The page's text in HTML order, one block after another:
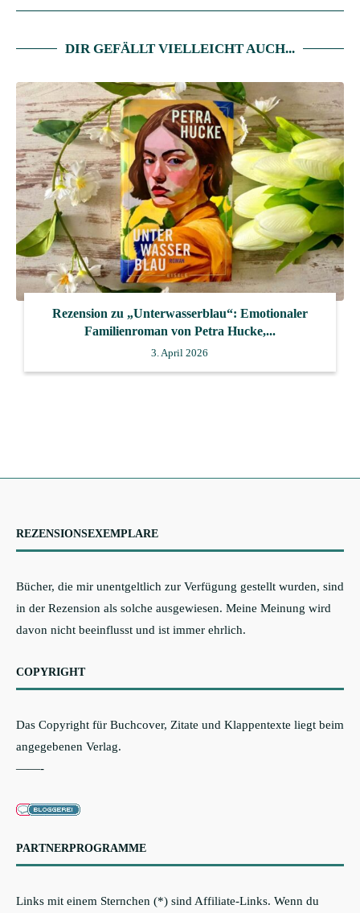
DIR GEFÄLLT VIELLEICHT AUCH...
Rezension zu „Unterwasserblau“: Emotionaler
Familienroman von Petra Hucke,...
3. April 2026
REZENSIONSEXEMPLARE
Bücher, die mir unentgeltlich zur Verfügung gestellt wurden, sind
in der Rezension als solche ausgewiesen. Meine Meinung wird
davon nicht beeinflusst und ist immer ehrlich.
COPYRIGHT
Das Copyright für Buchcover, Zitate und Klappentexte liegt beim
angegebenen Verlag.
——-
PARTNERPROGRAMME
Links mit einem Sternchen (*) sind Affiliate-Links. Wenn du